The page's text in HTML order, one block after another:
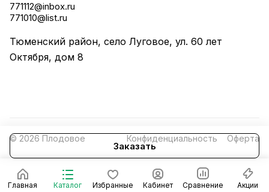
Заказать
Главная Каталог Избранные Кабинет Сравнение Акции
771112@inbox.ru
771010@list.ru
Тюменский район, село Луговое, ул. 60 лет
Октября, дом 8
© 2026 Плодовое Конфиденциальность Оферта